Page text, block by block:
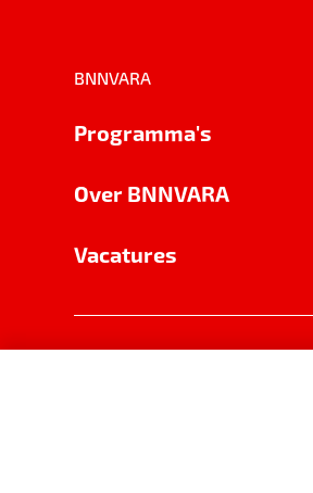
BNNVARA
Programma's
Over BNNVARA
Vacatures
Cookie-